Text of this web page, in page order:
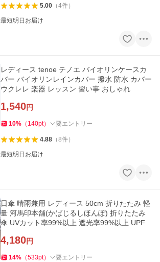
5.00（4件）
最短明日お届け
レディース tenoe テノエ バイオリンケースカ
バー バイオリンレインカバー 撥水 防水 カバー
ウクレレ 楽器 レッスン 習い事 おしゃれ
1,540円
10% （ 140pt） 要エントリー
4.88（8件）
最短明日お届け
日傘 晴雨兼用 レディース 50cm 折りたたみ 軽
量 河馬印本舗(かばじるしほんぽ) 折りたたみ
傘 UVカット率99%以上 遮光率99%以上 UPF
4,180円
14% （533pt） 要エントリー